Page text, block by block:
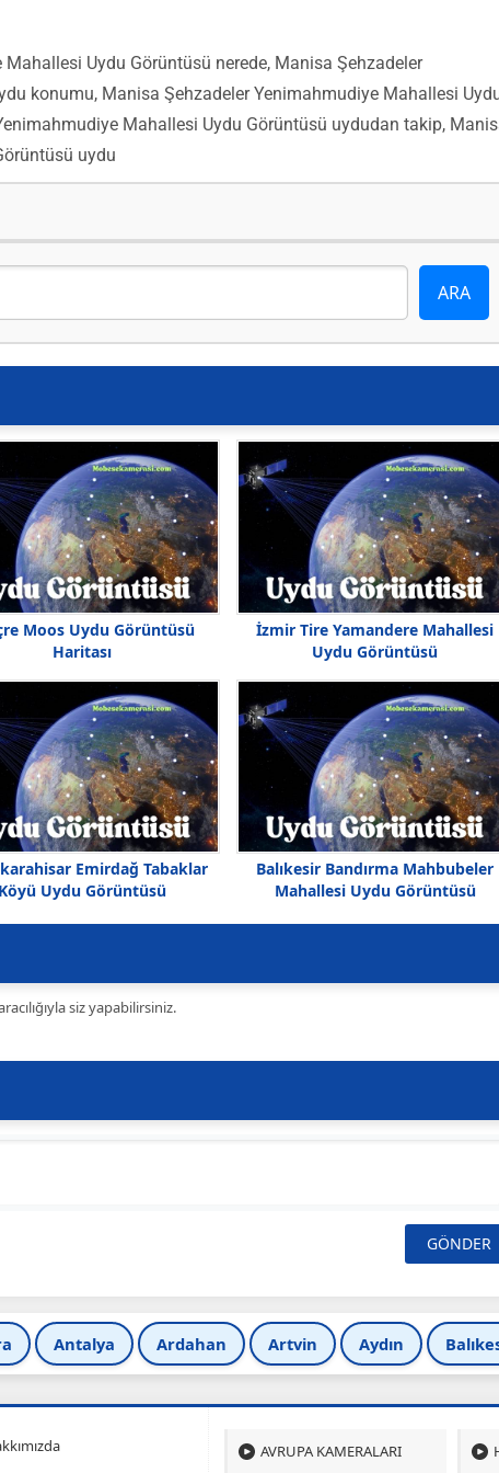
Uydu Görüntüsü nerede, Manisa Şehzadeler
konumu, Manisa Şehzadeler Yenimahmudiye Mahallesi
Mahallesi Uydu Görüntüsü uydudan takip,
uydu
Moos Uydu Görüntüsü
Haritası
İzmir Tire Yamandere Mahallesi
Uydu Görüntüsü
Emirdağ Tabaklar
Köyü Uydu Görüntüsü
Balıkesir Bandırma Mahbubeler
Mahallesi Uydu Görüntüsü
siz yapabilirsiniz.
Antalya Ardahan Artvin Aydın
AVRUPA KAMERALARI